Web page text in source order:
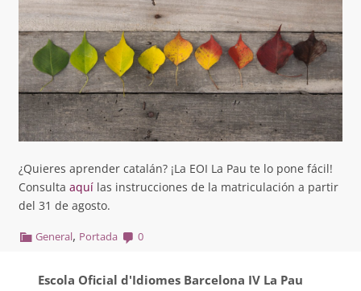
¿Quieres aprender catalán? ¡La EOI La Pau te lo pone fácil!
Consulta aquí las instrucciones de la matriculación a partir
del 31 de agosto.
General, Portada 0
Escola Oficial d'Idiomes Barcelona IV La Pau